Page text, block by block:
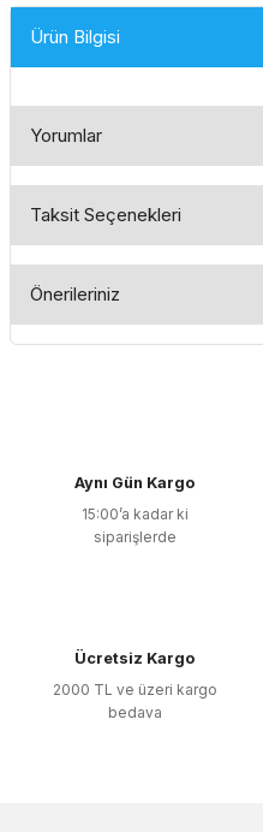
Ürün Bilgisi
Yorumlar
Taksit Seçenekleri
Önerileriniz
Ürün resmi kalitesiz, bozuk
Ürün açıklamasında eksik
Ürün bilgilerinde hatalar
Aynı Gün Kargo
15:00’a kadar ki
siparişlerde
Ücretsiz Kargo
2000 TL ve üzeri kargo
bedava